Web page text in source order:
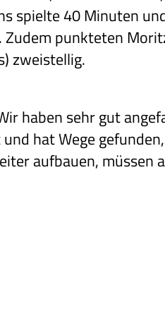
spielte 40 Minuten
punkteten
zweistellig.
haben sehr gut
hat Wege
aufbauen, müssen